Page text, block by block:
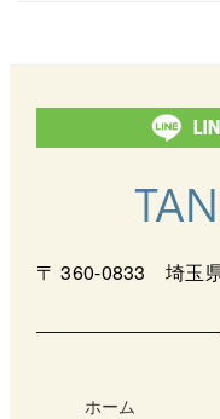
〒 360-0833 埼玉
ホーム